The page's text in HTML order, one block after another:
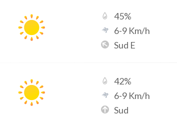
45%
6-9 Km/h
Sud E
42%
6-9 Km/h
Sud